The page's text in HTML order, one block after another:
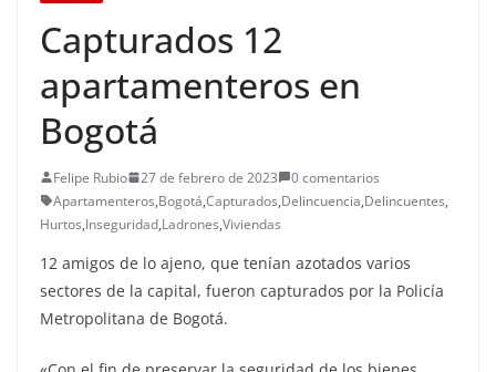
Capturados 12
apartamenteros en
Bogotá
Felipe Rubio 27 de febrero de 2023
0 comentarios
Apartamenteros,Bogotá,Capturados,Delincuencia,Delincuentes,
Hurtos,Inseguridad,Ladrones,Viviendas
12 amigos de lo ajeno, que tenían azotados varios
sectores de la capital, fueron capturados por la Policía
Metropolitana de Bogotá.